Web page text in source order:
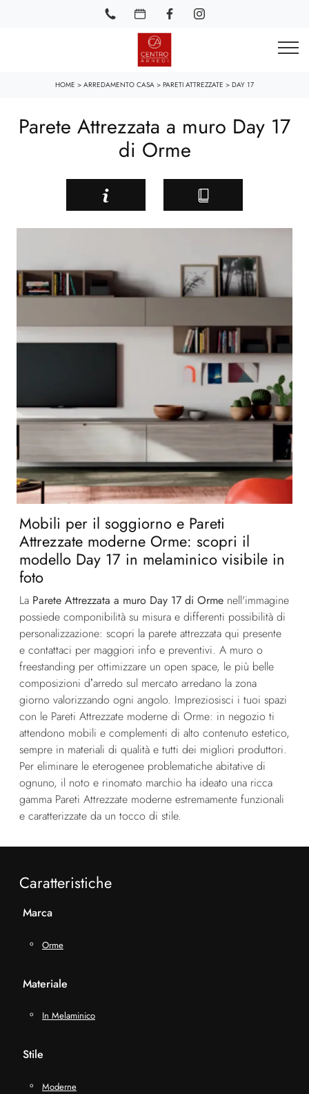
HOME > ARREDAMENTO CASA > PARETI ATTREZZATE > DAY 17
Parete Attrezzata a muro Day 17
di Orme
Mobili per il soggiorno e Pareti
Attrezzate moderne Orme: scopri il
modello Day 17 in melaminico visibile in
foto
La Parete Attrezzata a muro Day 17 di Orme nell'immagine
possiede componibilità su misura e differenti possibilità di
personalizzazione: scopri la parete attrezzata qui presente
e contattaci per maggiori info e preventivi. A muro o
freestanding per ottimizzare un open space, le più belle
composizioni d’arredo sul mercato arredano la zona
giorno valorizzando ogni angolo. Impreziosisci i tuoi spazi
con le Pareti Attrezzate moderne di Orme: in negozio ti
attendono mobili e complementi di alto contenuto estetico,
sempre in materiali di qualità e tutti dei migliori produttori.
Per eliminare le eterogenee problematiche abitative di
ognuno, il noto e rinomato marchio ha ideato una ricca
gamma Pareti Attrezzate moderne estremamente funzionali
e caratterizzate da un tocco di stile.
Caratteristiche
Marca
Orme
Materiale
In Melaminico
Stile
Moderne